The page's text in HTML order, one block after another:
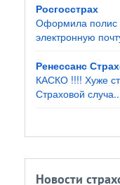
Росгосстрах
Оформила
электронную
Ренессанс
КАСКО !!!! Хуже
Страховой
Новости